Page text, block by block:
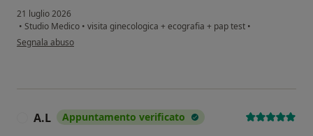
21 luglio 2026
• Studio Medico • visita ginecologica + ecografia + pap test •
secondo l'opinione dell'utente Giulia
Segnala abuso
A.L Appuntamento verificato